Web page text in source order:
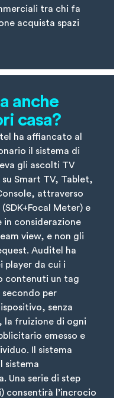
tra chi fa
acquista spazi
anche
casa?
ha affiancato al
il sistema di
gli ascolti TV
Smart TV, Tablet,
attraverso
Meter) e
considerazione
view, e non gli
Auditel ha
player da cui i
contenuti un tag
secondo per
senza
la fruizione di ogni
emesso e
Il sistema
sistema
Una serie di step
consentirà l’incrocio